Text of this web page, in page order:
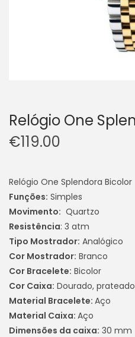
Relógio One
€119.00
Relógio One Splendora Bicolor
Funções: Simples
Movimento: Quartzo
Resistência: 3 atm
Tipo Mostrador: Analógico
Cor Mostrador: Branco
Cor Bracelete: Bicolor
Cor Caixa: Dourado, prateado
Material Bracelete: Aço
Material Caixa: Aço
Dimensões da caixa: 30 mm